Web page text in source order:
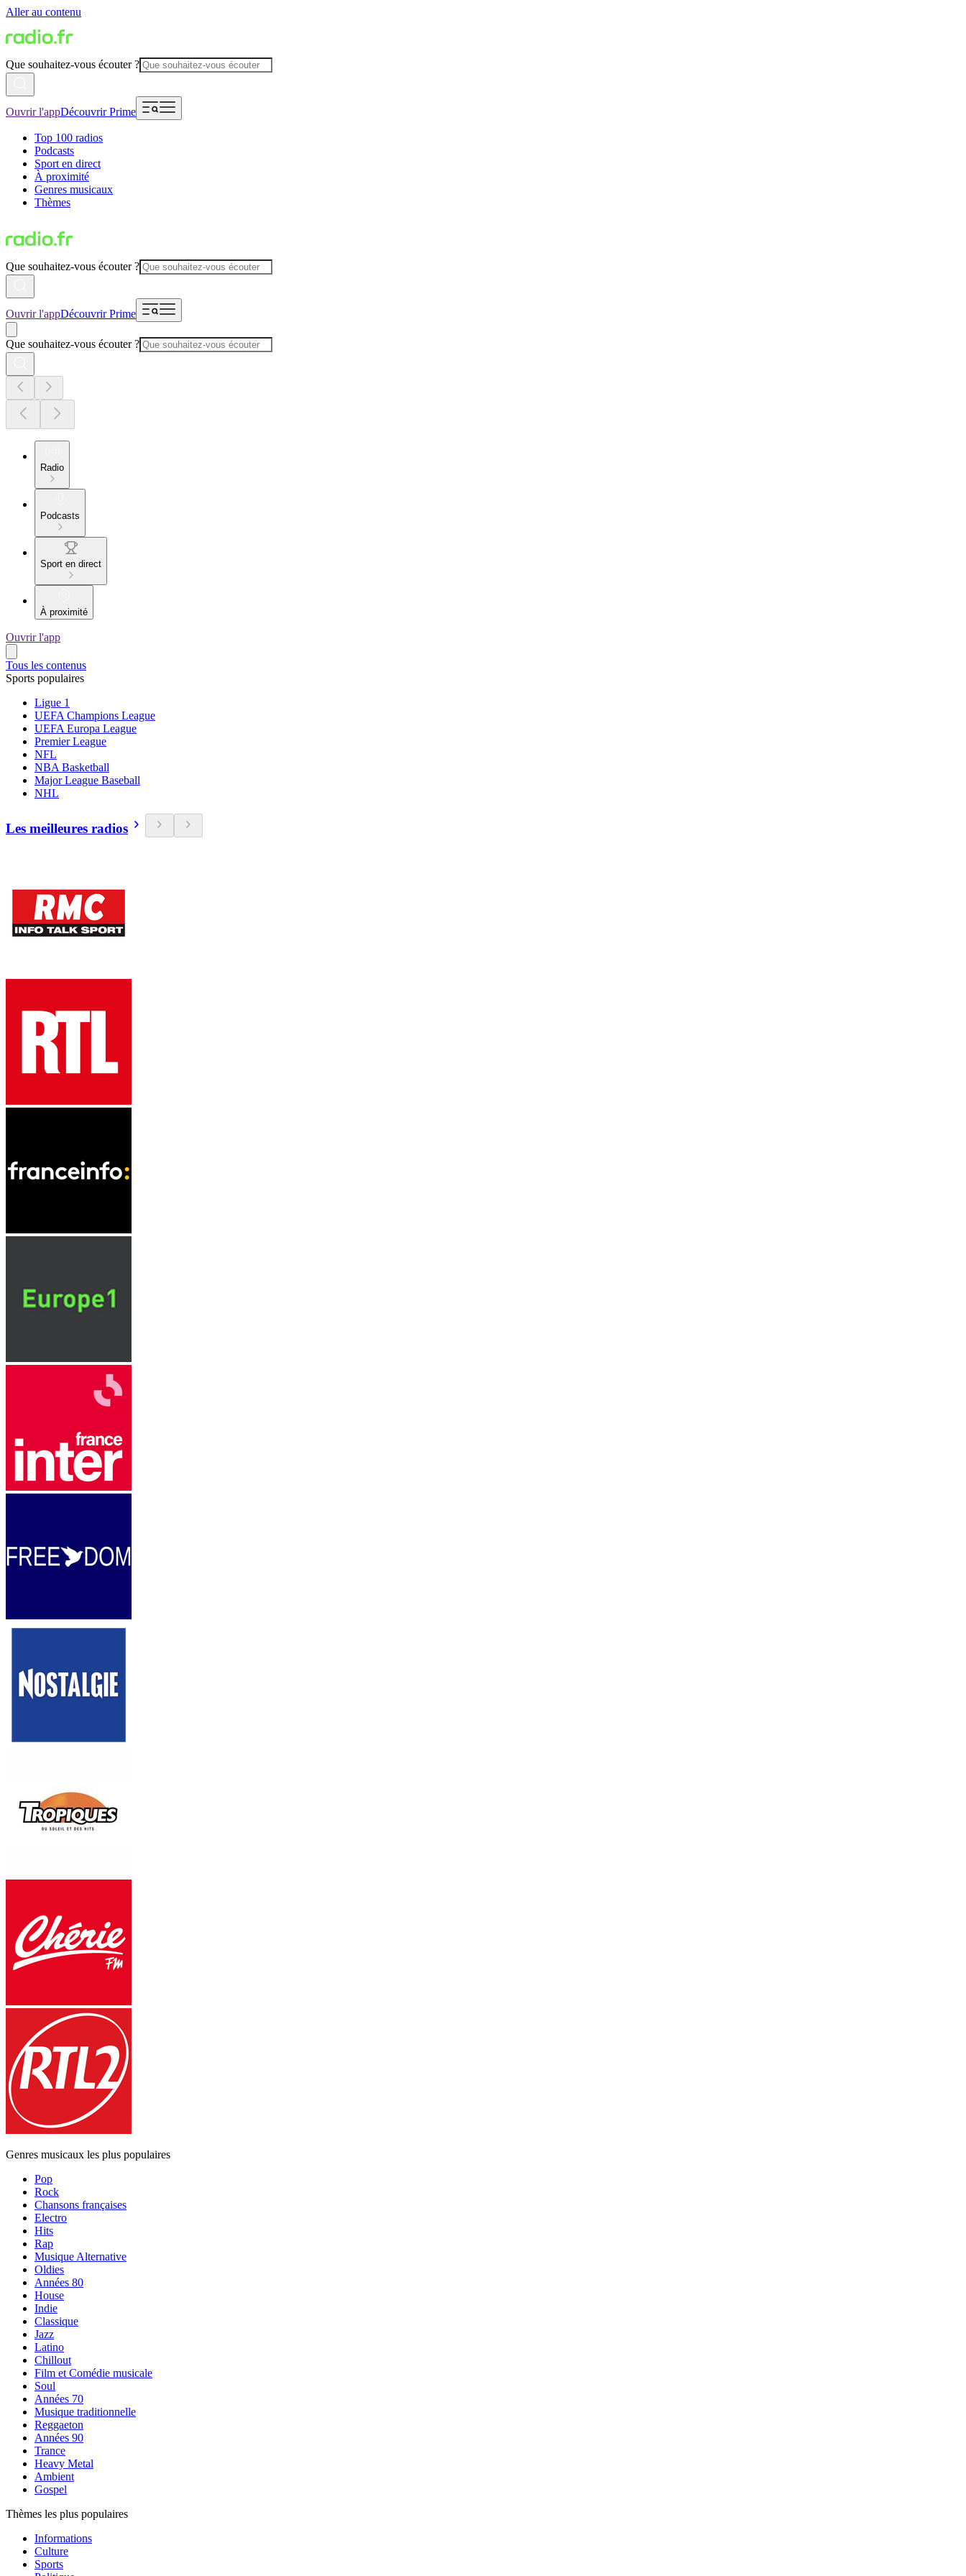
Aller au contenu
Que souhaitez-vous écouter ?
Ouvrir l'appDécouvrir Prime
Top 100 radios
Podcasts
Sport en direct
À proximité
Genres musicaux
Thèmes
Que souhaitez-vous écouter ?
Ouvrir l'appDécouvrir Prime
Que souhaitez-vous écouter ?
Radio
Podcasts
Sport en direct
À proximité
Ouvrir l'app
Tous les contenus
Sports populaires
Ligue 1
UEFA Champions League
UEFA Europa League
Premier League
NFL
NBA Basketball
Major League Baseball
NHL
Les meilleures radios
Genres musicaux les plus populaires
Pop
Rock
Chansons françaises
Electro
Hits
Rap
Musique Alternative
Oldies
Années 80
House
Indie
Classique
Jazz
Latino
Chillout
Film et Comédie musicale
Soul
Années 70
Musique traditionnelle
Reggaeton
Années 90
Trance
Heavy Metal
Ambient
Gospel
Thèmes les plus populaires
Informations
Culture
Sports